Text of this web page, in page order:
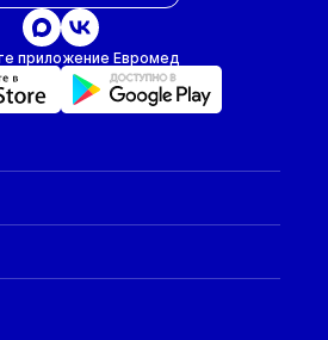
приложение Евромед